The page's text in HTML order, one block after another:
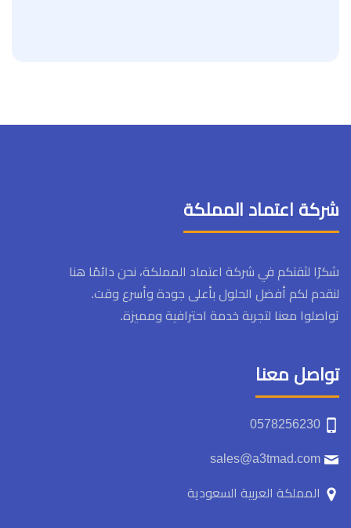
شركة اعتماد المملكة
شكرًا لثقتكم في شركة اعتماد المملكة، نحن دائمًا هنا
لنقدم لكم أفضل الحلول بأعلى جودة وأسرع وقت.
تواصلوا معنا لتجربة خدمة احترافية ومميزة.
تواصل معنا
المملكة العربية السعودية